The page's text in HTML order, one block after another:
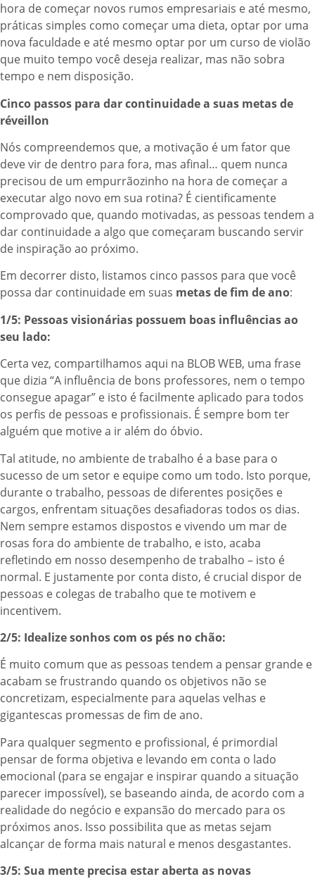
hora de começar novos rumos empresariais e até mesmo,
práticas simples como começar uma dieta, optar por uma
nova faculdade e até mesmo optar por um curso de violão
que muito tempo você deseja realizar, mas não sobra
tempo e nem disposição.
Cinco passos para dar continuidade a suas metas de
réveillon
Nós compreendemos que, a motivação é um fator que
deve vir de dentro para fora, mas afinal… quem nunca
precisou de um empurrãozinho na hora de começar a
executar algo novo em sua rotina? É cientificamente
comprovado que, quando motivadas, as pessoas tendem a
dar continuidade a algo que começaram buscando servir
de inspiração ao próximo.
Em decorrer disto, listamos cinco passos para que você
possa dar continuidade em suas metas de fim de ano:
1/5: Pessoas visionárias possuem boas influências ao
seu lado:
Certa vez, compartilhamos aqui na BLOB WEB, uma frase
que dizia “A influência de bons professores, nem o tempo
consegue apagar” e isto é facilmente aplicado para todos
os perfis de pessoas e profissionais. É sempre bom ter
alguém que motive a ir além do óbvio.
Tal atitude, no ambiente de trabalho é a base para o
sucesso de um setor e equipe como um todo. Isto porque,
durante o trabalho, pessoas de diferentes posições e
cargos, enfrentam situações desafiadoras todos os dias.
Nem sempre estamos dispostos e vivendo um mar de
rosas fora do ambiente de trabalho, e isto, acaba
refletindo em nosso desempenho de trabalho – isto é
normal. E justamente por conta disto, é crucial dispor de
pessoas e colegas de trabalho que te motivem e
incentivem.
2/5: Idealize sonhos com os pés no chão:
É muito comum que as pessoas tendem a pensar grande e
acabam se frustrando quando os objetivos não se
concretizam, especialmente para aquelas velhas e
gigantescas promessas de fim de ano.
Para qualquer segmento e profissional, é primordial
pensar de forma objetiva e levando em conta o lado
emocional (para se engajar e inspirar quando a situação
parecer impossível), se baseando ainda, de acordo com a
realidade do negócio e expansão do mercado para os
próximos anos. Isso possibilita que as metas sejam
alcançar de forma mais natural e menos desgastantes.
3/5: Sua mente precisa estar aberta as novas